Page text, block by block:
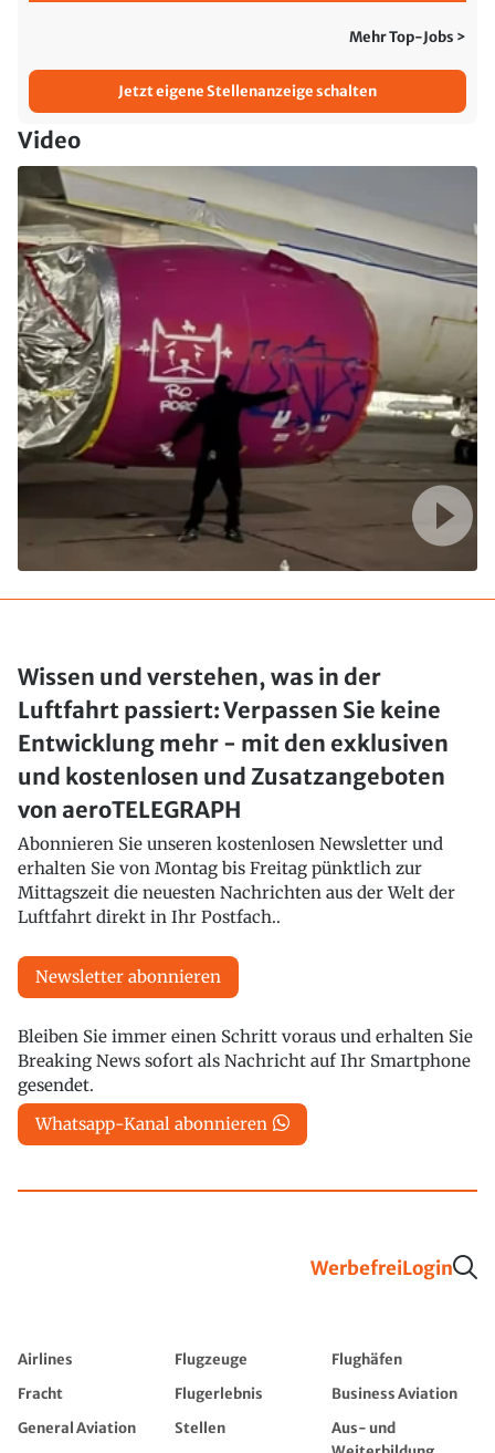
Mehr Top-Jobs >
Jetzt eigene Stellenanzeige schalten
Video
Wissen und verstehen, was in der
Luftfahrt passiert: Verpassen Sie keine
Entwicklung mehr - mit den exklusiven
und kostenlosen und Zusatzangeboten
von aeroTELEGRAPH
Abonnieren Sie unseren kostenlosen Newsletter und
erhalten Sie von Montag bis Freitag pünktlich zur
Mittagszeit die neuesten Nachrichten aus der Welt der
Luftfahrt direkt in Ihr Postfach..
Newsletter abonnieren
Bleiben Sie immer einen Schritt voraus und erhalten Sie
Breaking News sofort als Nachricht auf Ihr Smartphone
gesendet.
Whatsapp-Kanal abonnieren
WerbefreiLogin
Airlines Flugzeuge
Flughäfen
Fracht
Flugerlebnis
Business Aviation
General Aviation
Stellen
Aus- und